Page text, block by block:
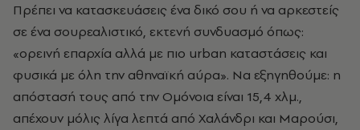
Πρέπει να κατασκευάσεις ένα δικό σου ή να αρκεστείς
σε ένα σουρεαλιστικό, εκτενή συνδυασμό όπως:
«ορεινή επαρχία αλλά με πιο urban καταστάσεις και
φυσικά με όλη την αθηναϊκή αύρα». Να εξηγηθούμε: η
απόστασή τους από την Ομόνοια είναι 15,4 χλμ.,
απέχουν μόλις λίγα λεπτά από Χαλάνδρι και Μαρούσι,